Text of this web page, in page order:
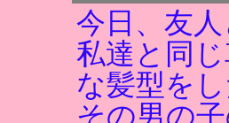
今日、友
私達と同
な髪型を
その男の